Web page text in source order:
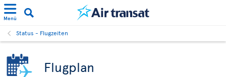
Menü
Status - Flugzeiten
Flugplan